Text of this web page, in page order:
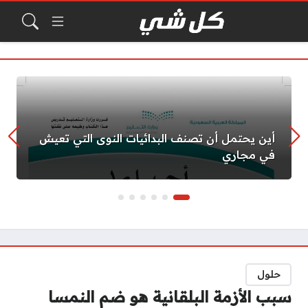
أين يحتمل أن تصنف البدائيات النوى التي تعيش
في مجاري
حلول
سبب الأزمة البلقانية هو ضم النمسا